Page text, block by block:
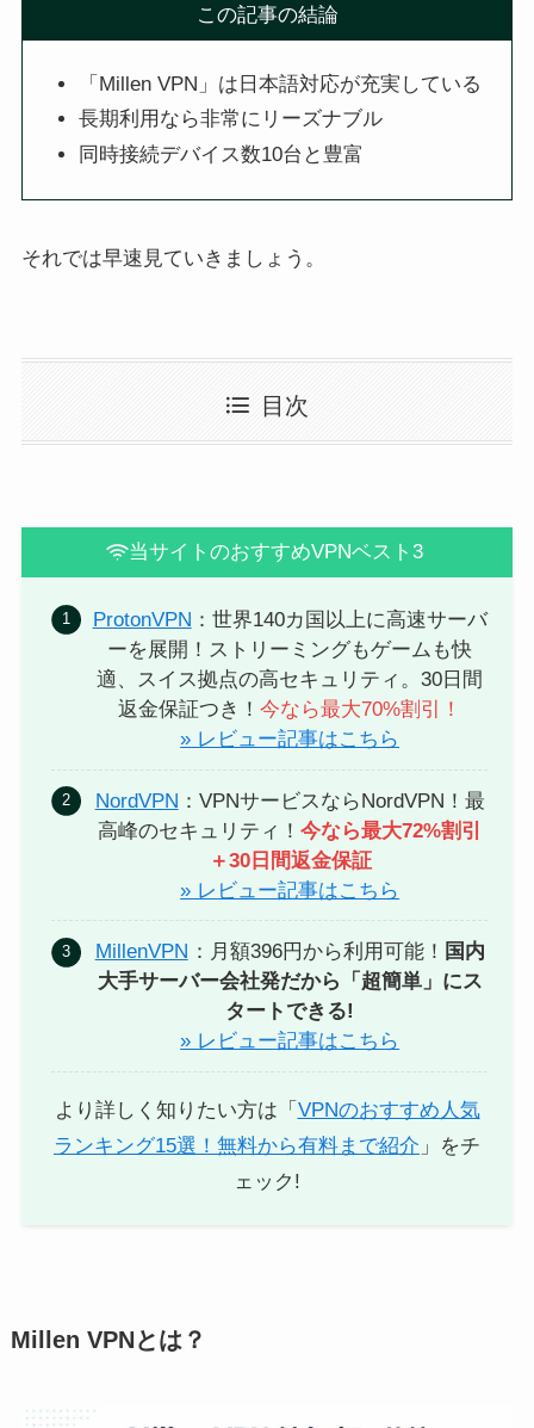
この記事の結論
「Millen VPN」は日本語対応が充実している
長期利用なら非常にリーズナブル
同時接続デバイス数10台と豊富
それでは早速見ていきましょう。
目次
当サイトのおすすめVPNベスト3
ProtonVPN ：世界140カ国以上に高速サーバ
ーを展開！ストリーミングもゲームも快
適、スイス拠点の高セキュリティ。30日間
返金保証つき！今なら最大70%割引！
» レビュー記事はこちら
NordVPN ：VPNサービスならNordVPN！最
高峰のセキュリティ！今なら最大72%割引
＋30日間返金保証
» レビュー記事はこちら
MillenVPN ：月額396円から利用可能！ 国内
大手サーバー会社発だから「超簡単」にス
タートできる!
» レビュー記事はこちら
より詳しく知りたい方は「 VPNのおすすめ人気
ランキング15選！無料から有料まで紹介 」をチ
ェック!
Millen VPNとは？